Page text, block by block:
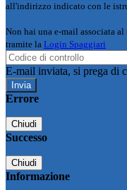
all'indirizzo indicato con le
Non hai una e-mail associata
tramite la Login Spaggiari
E-mail inviata, si prega di
Errore
Chiudi
Successo
Chiudi
Informazione